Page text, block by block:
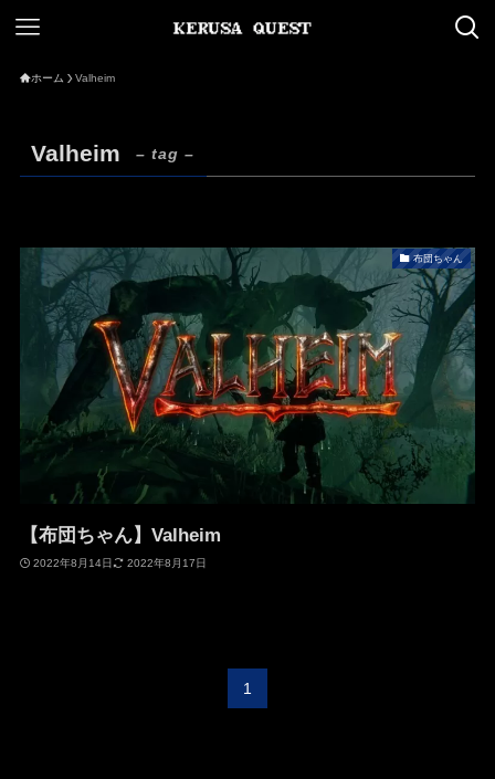
ホーム Valheim
Valheim – tag –
布団ちゃん
【布団ちゃん】Valheim
2022年8月14日 2022年8月17日
1